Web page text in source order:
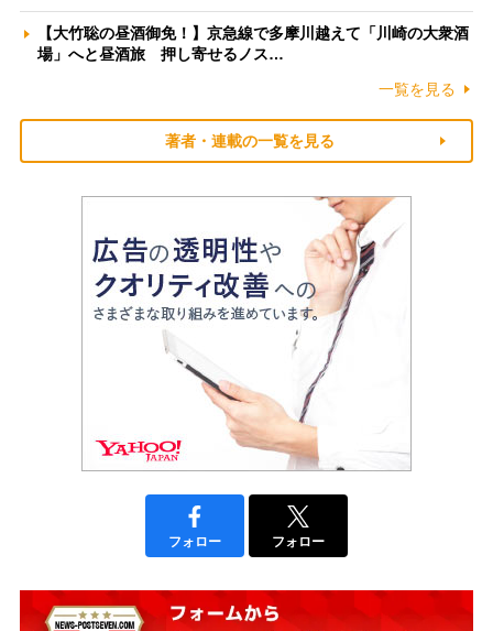
【大竹聡の昼酒御免！】京急線で多摩川越えて「川崎の大衆酒
場」へと昼酒旅 押し寄せるノス…
一覧を見る
著者・連載の一覧を見る
フォロー フォロー